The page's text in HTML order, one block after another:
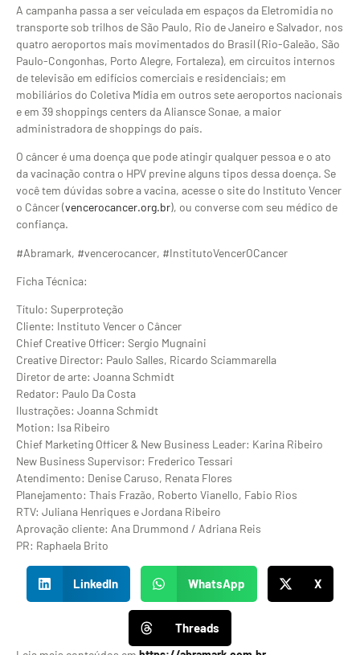
A campanha passa a ser veiculada em espaços da Eletromidia no
transporte sob trilhos de São Paulo, Rio de Janeiro e Salvador, nos
quatro aeroportos mais movimentados do Brasil (Rio-Galeão, São
Paulo-Congonhas, Porto Alegre, Fortaleza), em circuitos internos
de televisão em edifícios comerciais e residenciais; em
mobiliários do Coletiva Mídia em outros sete aeroportos nacionais
e em 39 shoppings centers da Aliansce Sonae, a maior
administradora de shoppings do país.
O câncer é uma doença que pode atingir qualquer pessoa e o ato
da vacinação contra o HPV previne alguns tipos dessa doença. Se
você tem dúvidas sobre a vacina, acesse o site do Instituto Vencer
o Câncer (vencerocancer.org.br), ou converse com seu médico de
confiança.
#Abramark, #vencerocancer, #InstitutoVencerOCancer
Ficha Técnica:
Título: Superproteção
Cliente: Instituto Vencer o Câncer
Chief Creative Officer: Sergio Mugnaini
Creative Director: Paulo Salles, Ricardo Sciammarella
Diretor de arte: Joanna Schmidt
Redator: Paulo Da Costa
Ilustrações: Joanna Schmidt
Motion: Isa Ribeiro
Chief Marketing Officer & New Business Leader: Karina Ribeiro
New Business Supervisor: Frederico Tessari
Atendimento: Denise Caruso, Renata Flores
Planejamento: Thais Frazão, Roberto Vianello, Fabio Rios
RTV: Juliana Henriques e Jordana Ribeiro
Aprovação cliente: Ana Drummond / Adriana Reis
PR: Raphaela Brito
LinkedIn WhatsApp X
Threads